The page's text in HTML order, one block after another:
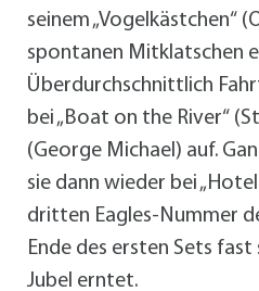
seinem „Vogelkästchen“
spontanen Mitklatschen
Überdurchschnittlich
bei „Boat on the River“
(George Michael) auf.
sie dann wieder bei
dritten Eagles-Nummer
Ende des ersten Sets
Jubel erntet.